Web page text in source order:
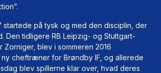
startede på tysk og med den disciplin, der
Den tidligere RB Leipzig- og Stuttgart-
blev i sommeren 2016
cheftræner for Brøndby IF, og allerede
blev spillerne klar over, hvad deres